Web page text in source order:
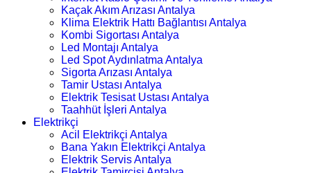
Kaçak Akım Arızası Antalya
Klima Elektrik Hattı Bağlantısı Antalya
Kombi Sigortası Antalya
Led Montajı Antalya
Led Spot Aydınlatma Antalya
Sigorta Arızası Antalya
Tamir Ustası Antalya
Elektrik Tesisat Ustası Antalya
Taahhüt İşleri Antalya
Elektrikçi
Acil Elektrikçi Antalya
Bana Yakın Elektrikçi Antalya
Elektrik Servis Antalya